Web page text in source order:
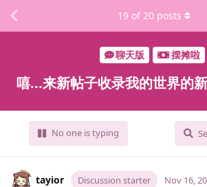
聊天版 摆摊啦
嘻...来新帖子收录我的世界的
No one is typing
19 of 20 posts
tayior Discussion starter Nov 16,